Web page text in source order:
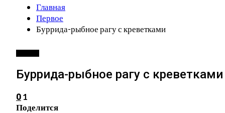
Главная
Первое
Буррида-рыбное рагу с креветками
Буррида-рыбное рагу с креветками
0 1
Поделится